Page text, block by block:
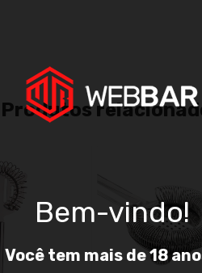
Produtos
Bem-vindo!
Você tem mais de 18